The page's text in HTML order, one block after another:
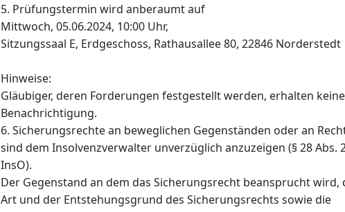
5. Prüfungstermin wird anberaumt auf
Mittwoch, 05.06.2024, 10:00 Uhr,
Sitzungssaal E, Erdgeschoss, Rathausallee 80, 22846 Norderstedt
Hinweise:
Gläubiger, deren Forderungen festgestellt werden, erhalten keine
Benachrichtigung.
6. Sicherungsrechte an beweglichen Gegenständen oder an
sind dem Insolvenzverwalter unverzüglich anzuzeigen (§ 28 Abs.
InsO).
Der Gegenstand an dem das Sicherungsrecht beansprucht wird,
Art und der Entstehungsgrund des Sicherungsrechts sowie die